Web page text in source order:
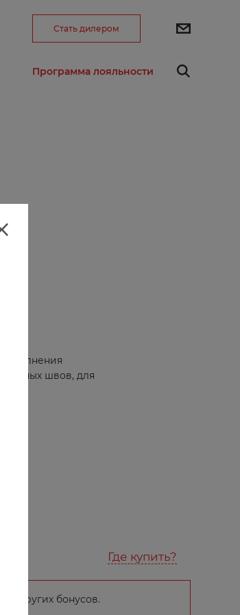
Стать дилером
Программа лояльности
швов, для
Где купить?
других бонусов.